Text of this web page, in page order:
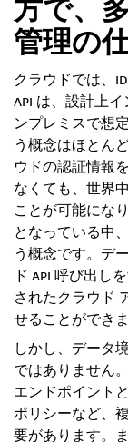
方で、
管理の
クラウドでは、
API は、設計上
ンプレミスで想
う概念はほとん
ウドの認証情報
なくても、世界
ことが可能にな
となっている中
う概念です。デ
ド API 呼び出し
されたクラウド
せることができま
しかし、データ
ではありません。
エンドポイント
ポリシーなど、
要があります。